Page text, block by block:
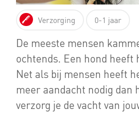
Verzorging 0-1 jaar
De meeste mensen
ochtends. Een hond heeft
Net als bij mensen heeft
meer aandacht nodig dan
verzorg je de vacht van